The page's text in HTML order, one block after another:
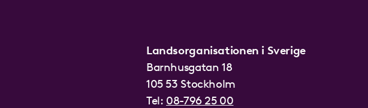
Landsorganisationen i Sverige
Barnhusgatan 18
105 53 Stockholm
Tel: 08-796 25 00